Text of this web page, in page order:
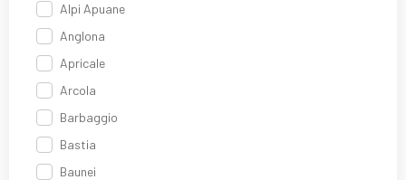
Alpi Apuane
Anglona
Apricale
Arcola
Barbaggio
Bastia
Baunei